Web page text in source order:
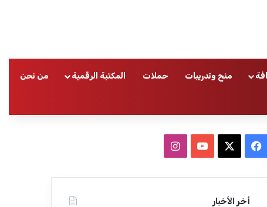
منح وتدريبات حملات المكتبة الرقمية من نحن
ا
أخر الأخبار